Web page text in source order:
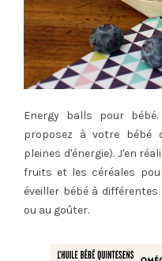
Energy balls pour
proposez à votre bébé
pleines d'énergie). J'en
fruits et les céréales
éveiller bébé à
ou au goûter.